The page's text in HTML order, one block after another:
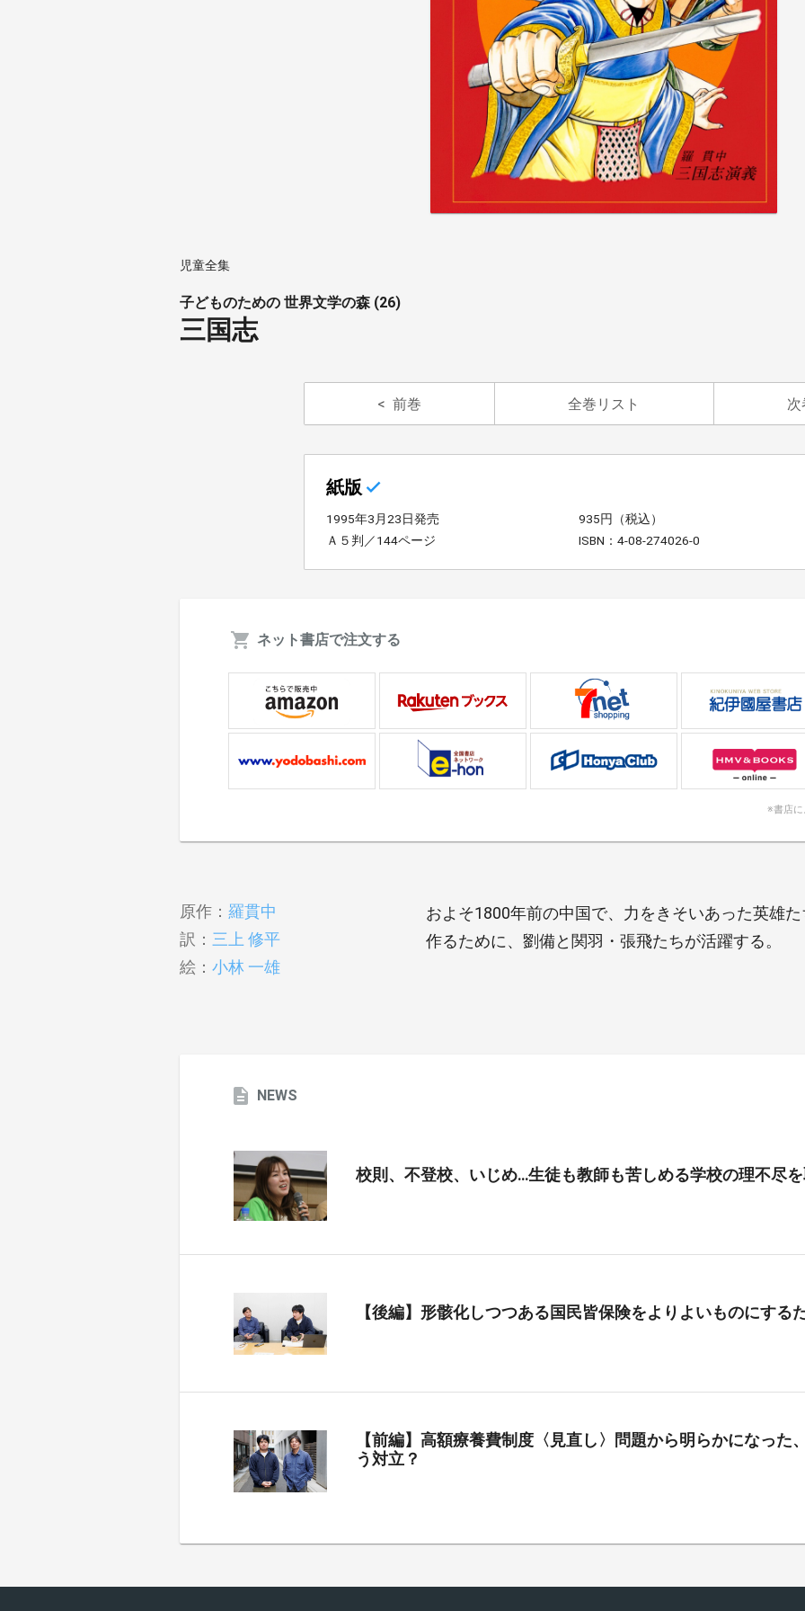
児童全集
子どものための 世界文学の森 (26)
三国志
前巻 全巻リスト 次
紙版
1995年3月23日発売
935円（税込）
Ａ５判／144ページ
ISBN：4-08-274026-0
ネット書店で注文する
※書店に
原作： 羅貫中
訳： 三上 修平
絵： 小林 一雄
およそ1800年前の中国で、力をきそいあった英雄
作るために、劉備と関羽・張飛たちが活躍する。
NEWS
校則、不登校、いじめ…生徒も教師も苦しめる学校の理不尽
【後編】形骸化しつつある国民皆保険をよりよいものにする
【前編】高額療養費制度〈見直し〉問題から明らかになった
う対立？